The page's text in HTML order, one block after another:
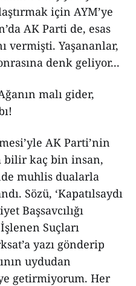
için AYM’ye
AK Parti de, esas
vermişti. Yaşananlar,
denk geliyor...
malı gider,
AK Parti’nin
bilir kaç bin insan,
muhlis dualarla
Sözü, ‘Kapatılsaydı
Başsavcılığı
Suçları
yazı gönderip
uydudan
getirmiyorum. Her